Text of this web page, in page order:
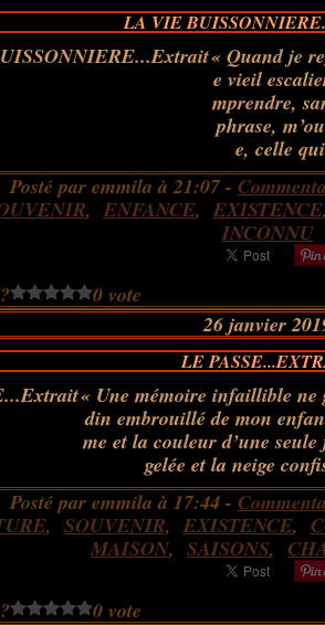
LA VIE
« Quand je
e vieil
mprendre,
phrase,
e, celle
Posté par emmila à 21:07 -
, ENFANCE, EXISTENCE,
INCONNU
0 vote
26 janvier
LE
« Une mémoire infaillible ne
din embrouillé de mon
me et la couleur d’une
gelée et la neige
Posté par emmila à 17:44 -
, SOUVENIR, EXISTENCE,
MAISON, SAISONS,
0 vote